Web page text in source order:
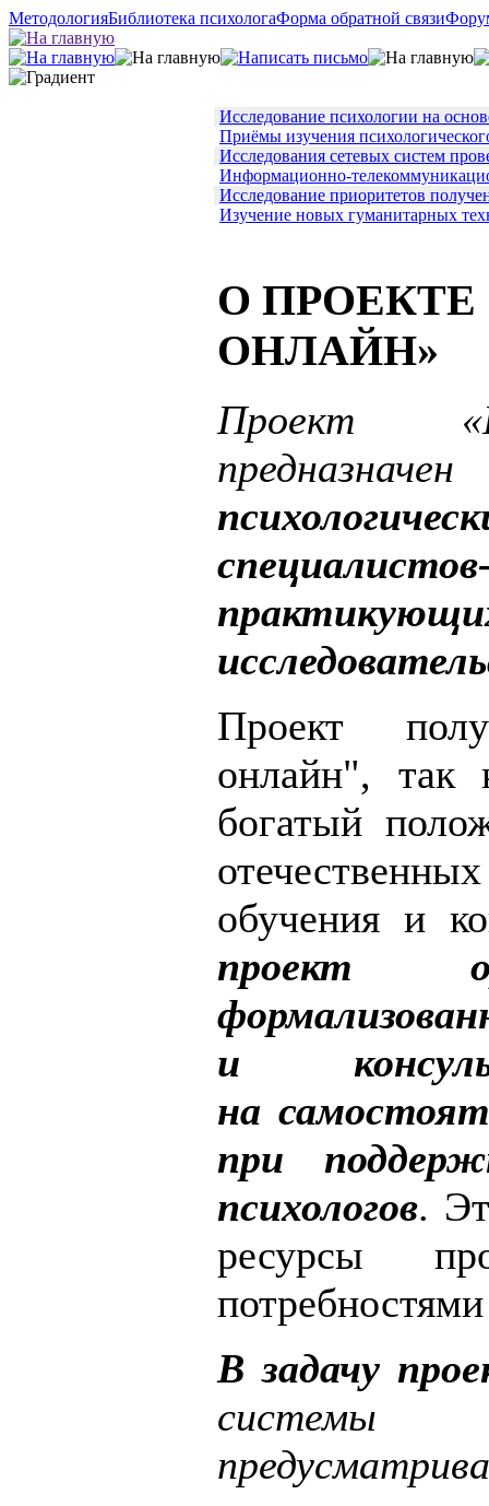
МетодологияБиблиотека психологаФорма обратной связи
Исследование психологии на
Приёмы изучения
Исследования сетевых систем
Информационно-
Исследование приоритетов
Изучение новых гуманитарных
О
ОНЛАЙН»
Проект
Проект
онлайн", так
богатый
обучения и
проект
и
на
при
психологов.
ресурсы
В задачу
системы